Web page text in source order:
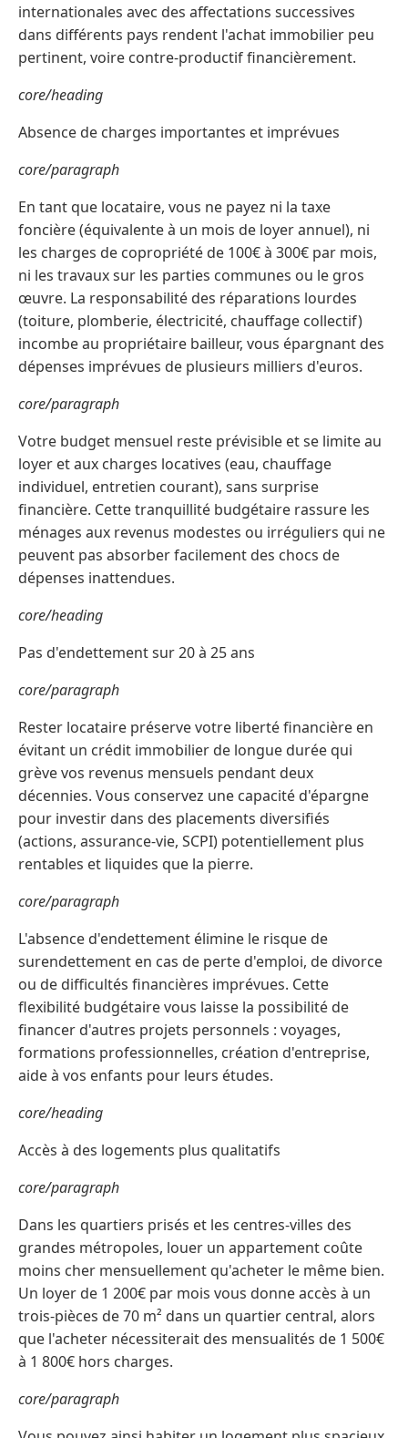
internationales avec des affectations successives
dans différents pays rendent l'achat immobilier peu
pertinent, voire contre-productif financièrement.
core/heading
Absence de charges importantes et imprévues
core/paragraph
En tant que locataire, vous ne payez ni la taxe
foncière (équivalente à un mois de loyer annuel), ni
les charges de copropriété de 100€ à 300€ par mois,
ni les travaux sur les parties communes ou le gros
œuvre. La responsabilité des réparations lourdes
(toiture, plomberie, électricité, chauffage collectif)
incombe au propriétaire bailleur, vous épargnant des
dépenses imprévues de plusieurs milliers d'euros.
core/paragraph
Votre budget mensuel reste prévisible et se limite au
loyer et aux charges locatives (eau, chauffage
individuel, entretien courant), sans surprise
financière. Cette tranquillité budgétaire rassure les
ménages aux revenus modestes ou irréguliers qui ne
peuvent pas absorber facilement des chocs de
dépenses inattendues.
core/heading
Pas d'endettement sur 20 à 25 ans
core/paragraph
Rester locataire préserve votre liberté financière en
évitant un crédit immobilier de longue durée qui
grève vos revenus mensuels pendant deux
décennies. Vous conservez une capacité d'épargne
pour investir dans des placements diversifiés
(actions, assurance-vie, SCPI) potentiellement plus
rentables et liquides que la pierre.
core/paragraph
L'absence d'endettement élimine le risque de
surendettement en cas de perte d'emploi, de divorce
ou de difficultés financières imprévues. Cette
flexibilité budgétaire vous laisse la possibilité de
financer d'autres projets personnels : voyages,
formations professionnelles, création d'entreprise,
aide à vos enfants pour leurs études.
core/heading
Accès à des logements plus qualitatifs
core/paragraph
Dans les quartiers prisés et les centres-villes des
grandes métropoles, louer un appartement coûte
moins cher mensuellement qu'acheter le même bien.
Un loyer de 1 200€ par mois vous donne accès à un
trois-pièces de 70 m² dans un quartier central, alors
que l'acheter nécessiterait des mensualités de 1 500€
à 1 800€ hors charges.
core/paragraph